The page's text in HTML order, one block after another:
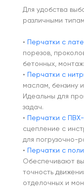
Для удобства
различными
• Перчатки с
порезов,
бетонных,
•
Перчатки с
маслам, бензину
Идеальны для
задач.
•
Перчатки с
сцепление с
для погрузочно-
•
Перчатки с
Обеспечивают
точность
отделочных и